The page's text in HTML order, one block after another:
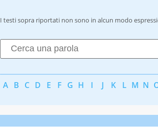
I testi sopra riportati non sono in alcun modo
A B C D E F G H I J K L M N